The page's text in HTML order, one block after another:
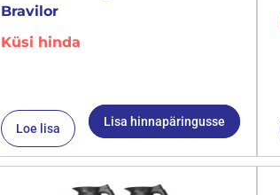
Bravilor
Küsi hinda
Loe lisa Lisa hinnapäringusse